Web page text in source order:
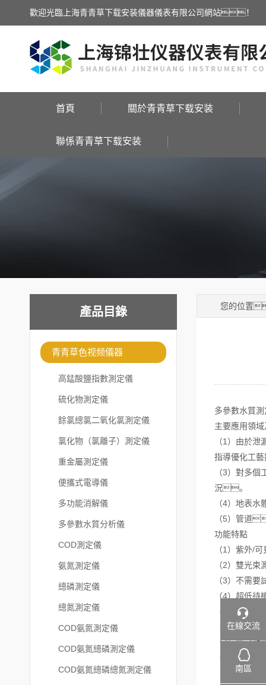
歡迎光臨上海青青草下载安装儀器儀表有限公司網站！
首頁 關於青青草下载安装
聯係青青草下载安装
產品目錄
青青草色视频儀器
高錳酸鹽指數測定儀
硫化物測定儀
餘氯總氯二氧化氯測定儀
氯化物（氯離子）測定儀
重金屬測定儀
便攜式電導儀
多功能消解儀
多參數水質分析儀
COD測定儀
氨氮測定儀
總磷測定儀
總氮測定儀
COD氨氮測定儀
COD氨氮總磷測定儀
COD氨氮總磷總氮測定儀
您的位置
多參數水質
主要應用領
（1）由於
指導優化工
（3）對多
況。
（4）地表
（5）管道
功能特點
（1）紫外
（2）雙光
（3）不需
（4）超低
（5）0.3-
（6）閃爍
（7）無可
（8）多可
在線交流
南區